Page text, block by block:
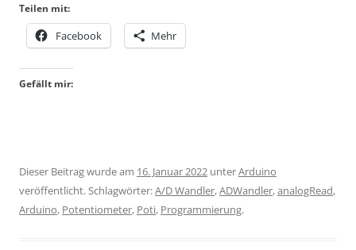
Teilen mit:
Facebook Mehr
Gefällt mir:
Dieser Beitrag wurde am 16. Januar 2022 unterArduino
veröffentlicht. Schlagwörter:A/D Wandler,ADWandler,analogRead,
Arduino, Potentiometer, Poti, Programmierung.